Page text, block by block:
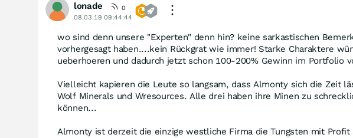
lonade
0
08.03.19 09:44:44
wo sind denn unsere "Experten" denn hin? keine sarkastischen
vorhergesagt haben....kein Rückgrat wie immer! Starke Charaktere
ueberhoeren und dadurch jetzt schon 100-200% Gewinn im Portfolio
Vielleicht kapieren die Leute so langsam, dass Almonty sich die Zeit
Wolf Minerals und Wresources. Alle drei haben ihre Minen zu
können...
Almonty ist derzeit die einzige westliche Firma die Tungsten mit Profit